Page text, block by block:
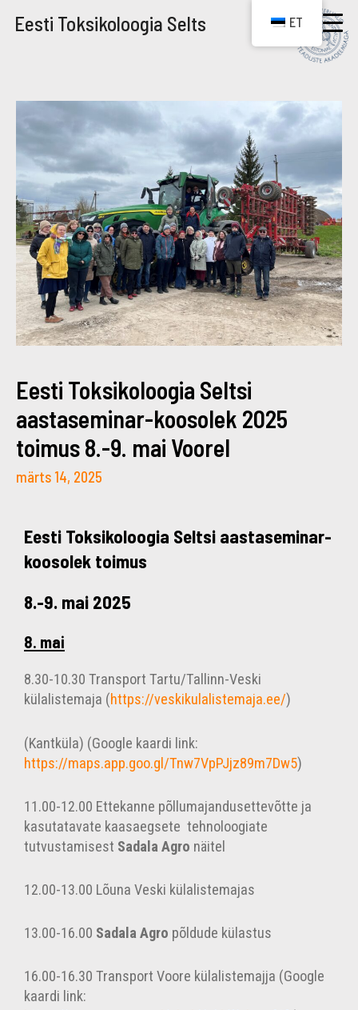
Eesti Toksikoloogia Selts
Eesti Toksikoloogia Seltsi
aastaseminar-koosolek 2025
toimus 8.-9. mai Voorel
märts 14, 2025
Eesti Toksikoloogia Seltsi aastaseminar-
koosolek toimus
8.-9. mai 2025
8. mai
8.30-10.30 Transport Tartu/Tallinn-Veski
külalistemaja (https://veskikulalistemaja.ee/)
(Kantküla) (Google kaardi link:
https://maps.app.goo.gl/Tnw7VpPJjz89m7Dw5)
11.00-12.00 Ettekanne põllumajandusettevõtte ja
kasutatavate kaasaegsete tehnoloogiate
tutvustamisest Sadala Agro näitel
12.00-13.00 Lõuna Veski külalistemajas
13.00-16.00 Sadala Agro põldude külastus
16.00-16.30 Transport Voore külalistemajja (Google
kaardi link:
ET